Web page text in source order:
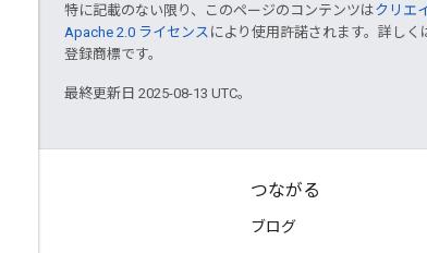
特に記載のない限り、このページのコンテンツはクリエ
Apache 2.0 ライセンス により使用許諾されます。詳しく
登録商標です。
最終更新日 2025-08-13 UTC。
つながる
ブログ